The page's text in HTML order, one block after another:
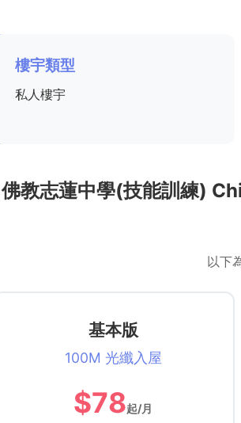
樓宇類型
私人樓宇
佛教志蓮中學(技能訓練)
以下
基本版
100M 光纖入屋
$78起/月